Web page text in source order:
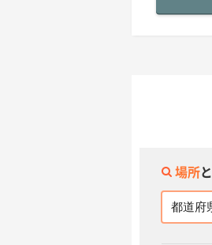
場所と
都道府